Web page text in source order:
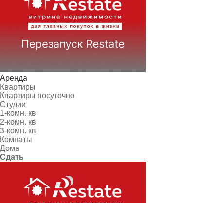
Аренда
Квартиры
Квартиры посуточно
Студии
1-комн. кв
2-комн. кв
3-комн. кв
Комнаты
Дома
Сдать